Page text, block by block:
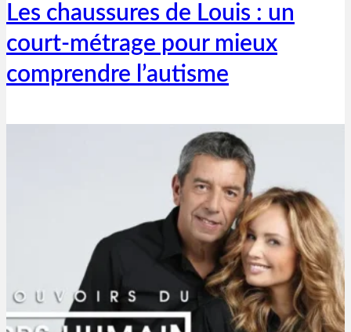
Les chaussures de Louis : un
court-métrage pour mieux
comprendre l’autisme